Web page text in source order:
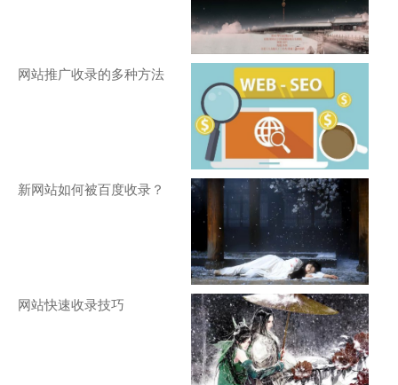
网站推广收录的多种方法
新网站如何被百度收录？
网站快速收录技巧